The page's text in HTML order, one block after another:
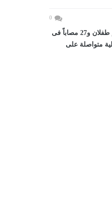
0
4 شهداء بينهم طفلان و27 مصاباً فى
متواصلة على